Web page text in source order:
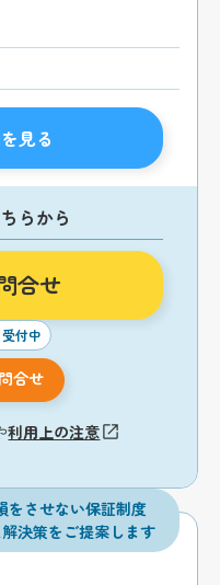
見る
らから
合せ
付中
合せ
利用上の注意
をさせない保証制度
決策をご提案します